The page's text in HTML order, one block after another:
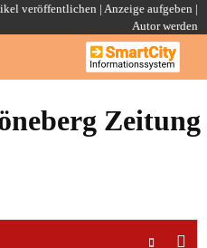
veröffentlichen | Anzeige aufgeben |
Autor werden
Zeitung